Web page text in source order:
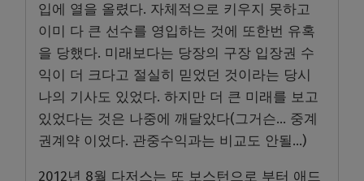
입에 열을 올렸다. 자체적으로 키우지 못하고
이미 다 큰 선수를 영입하는 것에 또한번 유혹
을 당했다. 미래보다는 당장의 구장 입장권 수
익이 더 크다고 절실히 믿었던 것이라는 당시
나의 기사도 있었다. 하지만 더 큰 미래를 보고
있었다는 것은 나중에 깨달았다(그거슨… 중계
권계약 이었다. 관중수익과는 비교도 안될…)
2012년 8월 다저스는 또 보스턴으로 부터 애드